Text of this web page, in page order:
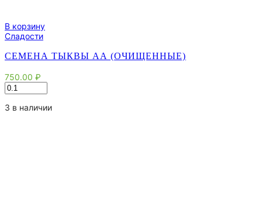
В корзину
Сладости
СЕМЕНА ТЫКВЫ АА (ОЧИЩЕННЫЕ)
750.00 ₽
Количество
товара
Семена
3 в наличии